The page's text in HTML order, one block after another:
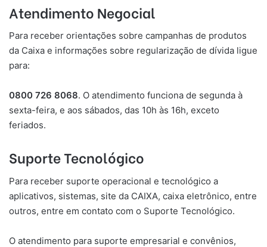
Atendimento Negocial
Para receber orientações sobre campanhas de produtos
da Caixa e informações sobre regularização de dívida ligue
para:
0800 726 8068. O atendimento funciona de segunda à
sexta-feira, e aos sábados, das 10h às 16h, exceto
feriados.
Suporte Tecnológico
Para receber suporte operacional e tecnológico a
aplicativos, sistemas, site da CAIXA, caixa eletrônico, entre
outros, entre em contato com o Suporte Tecnológico.
O atendimento para suporte empresarial e convênios,